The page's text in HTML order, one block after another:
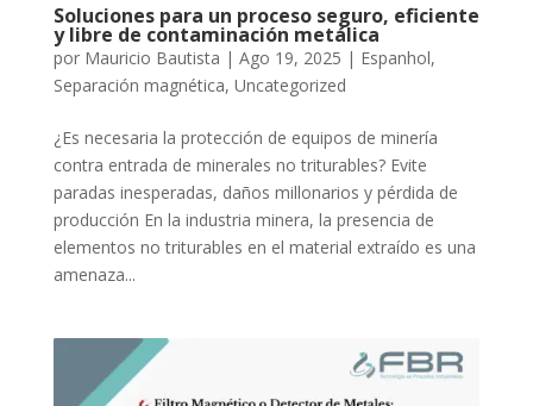
Soluciones para un proceso seguro, eficiente
y libre de contaminación metálica
por Mauricio Bautista | Ago 19, 2025 | Espanhol,
Separación magnética, Uncategorized
¿Es necesaria la protección de equipos de minería
contra entrada de minerales no triturables? Evite
paradas inesperadas, daños millonarios y pérdida de
producción En la industria minera, la presencia de
elementos no triturables en el material extraído es una
amenaza...